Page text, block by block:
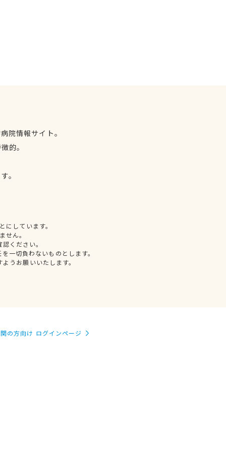
院情報サイト。
的。
。
しています。
せん。
ください。
一切負わないものとします。
うお願いいたします。
の方向け ログインページ